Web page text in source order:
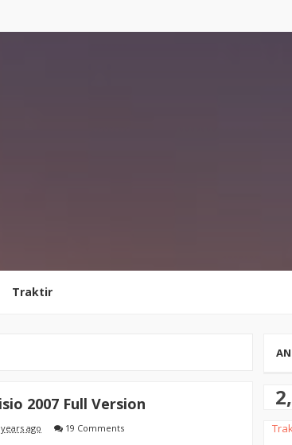
Traktir
2007 Full Version
years ago 19 Comments